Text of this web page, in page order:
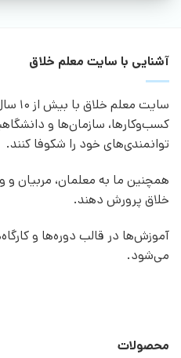
آشنایی با سایت معلم خلاق
کسب‌وکارها، سازمان‌ها و
توانمندی‌های خود را شکوفا کنند.
همچنین ما به معلمان، مربیان و
خلاق پرورش دهند.
آموزش‌ها در قالب دوره‌ها و
می‌شود.
محصولات